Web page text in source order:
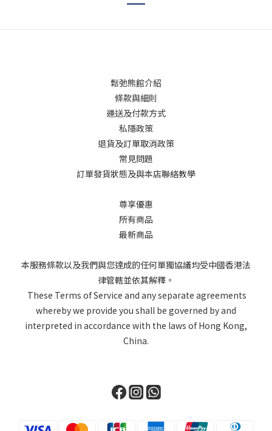
鬆弛熊館介紹
條款與細則
運送及付款方式
私隱政策
退貨及訂單取消政策
常見問題
訂單發貨狀態及與本店聯絡教學
尊享優惠
所有商品
最新商品
本服務條款以及我們與您達成的任何單獨協議均受中國香港法
律管轄並依其解釋。
These Terms of Service and any separate agreements
whereby we provide you shall be governed by and
interpreted in accordance with the laws of Hong Kong,
China.